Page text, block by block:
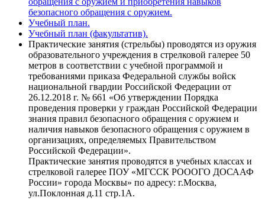
безопасного обращения с оружием.
Учебный план.
Учебный план (факультатив).
Практические занятия (стрельбы) проводятся из оружия
образовательного учреждения в стрелковой галерее 50
метров в соответствии с учебной программой и
требованиями приказа Федеральной службы войск
национальной гвардии Российской Федерации от
26.12.2018 г. № 661 «Об утверждении Порядка
проведения проверки у граждан Российской Федерации
знания правил безопасного обращения с оружием и
наличия навыков безопасного обращения с оружием в
организациях, определяемых Правительством
Российской Федерации».
Практические занятия проводятся в учебных классах и
стрелковой галерее ПОУ «МГССК РОООГО ДОСААФ
России» города Москвы» по адресу: г.Москва,
ул.Поклонная д.11 стр.1А.